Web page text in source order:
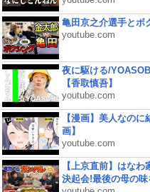
亀田京之介選手とボ
youtube.com
夜に駆ける/
【香取慎吾】
youtube.com
【漫画】美人なの
画】
youtube.com
【上京直前】はな
決起会!最後の母の味